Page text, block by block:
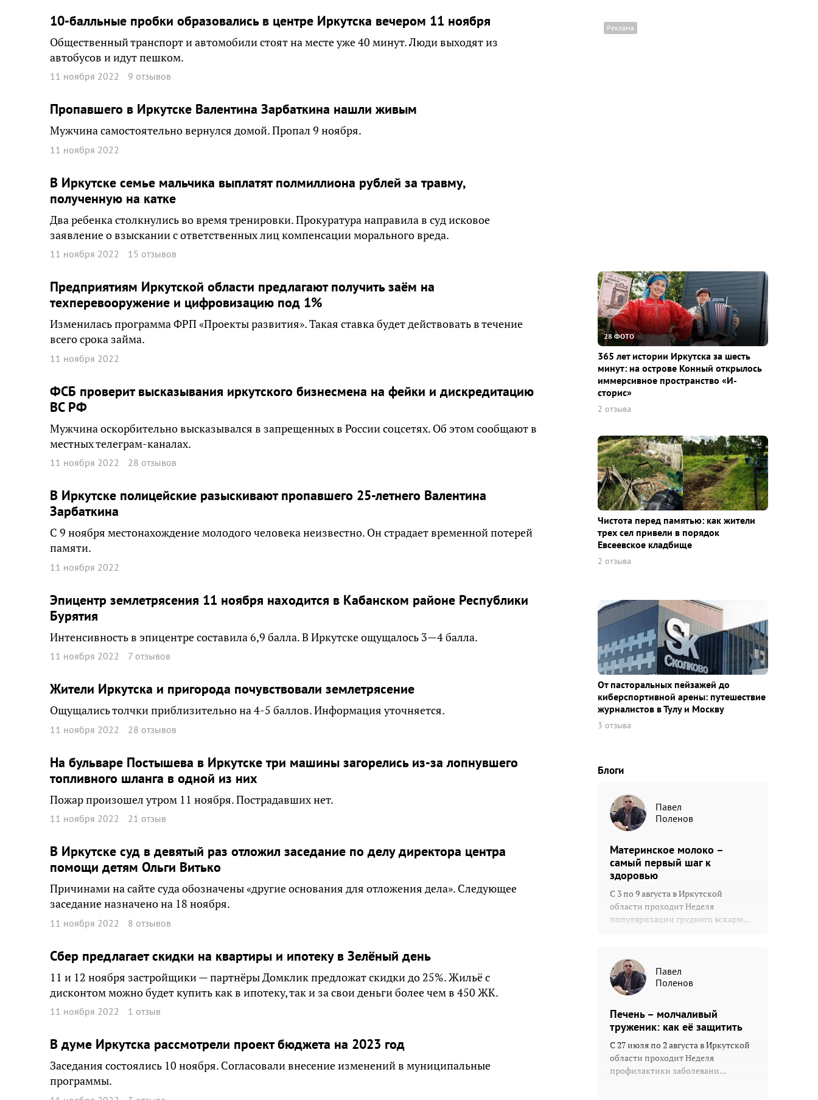
10-балльные пробки образовались в центре Иркутска вечером 11 ноября
Общественный транспорт и автомобили стоят на месте уже 40 минут. Люди выходят из
автобусов и идут пешком.
11 ноября 2022 9 отзывов
Пропавшего в Иркутске Валентина Зарбаткина нашли живым
Мужчина самостоятельно вернулся домой. Пропал 9 ноября.
11 ноября 2022
В Иркутске семье мальчика выплатят полмиллиона рублей за травму,
полученную на катке
Два ребенка столкнулись во время тренировки. Прокуратура направила в суд исковое
заявление о взыскании с ответственных лиц компенсации морального вреда.
11 ноября 2022 15 отзывов
Предприятиям Иркутской области предлагают получить заём на
техперевооружение и цифровизацию под 1%
Изменилась программа ФРП «Проекты развития». Такая ставка будет действовать в течение
всего срока займа.
11 ноября 2022
ФСБ проверит высказывания иркутского бизнесмена на фейки и дискредитацию
ВС РФ
Мужчина оскорбительно высказывался в запрещенных в России соцсетях. Об этом сообщают в
местных телеграм-каналах.
11 ноября 2022 28 отзывов
В Иркутске полицейские разыскивают пропавшего 25-летнего Валентина
Зарбаткина
С 9 ноября местонахождение молодого человека неизвестно. Он страдает временной потерей
памяти.
11 ноября 2022
Эпицентр землетрясения 11 ноября находится в Кабанском районе Республики
Бурятия
Интенсивность в эпицентре составила 6,9 балла. В Иркутске ощущалось 3—4 балла.
11 ноября 2022 7 отзывов
Жители Иркутска и пригорода почувствовали землетрясение
Ощущались толчки приблизительно на 4-5 баллов. Информация уточняется.
11 ноября 2022 28 отзывов
На бульваре Постышева в Иркутске три машины загорелись из-за лопнувшего
топливного шланга в одной из них
Пожар произошел утром 11 ноября. Пострадавших нет.
11 ноября 2022 21 отзыв
В Иркутске суд в девятый раз отложил заседание по делу директора центра
помощи детям Ольги Витько
Причинами на сайте суда обозначены «другие основания для отложения дела». Следующее
заседание назначено на 18 ноября.
11 ноября 2022 8 отзывов
Сбер предлагает скидки на квартиры и ипотеку в Зелёный день
11 и 12 ноября застройщики — партнёры Домклик предложат скидки до 25%. Жильё с
дисконтом можно будет купить как в ипотеку, так и за свои деньги более чем в 450 ЖК.
11 ноября 2022 1 отзыв
В думе Иркутска рассмотрели проект бюджета на 2023 год
Заседания состоялись 10 ноября. Согласовали внесение изменений в муниципальные
программы.
28 ФОТО
365 лет истории Иркутска за шесть
минут: на острове Конный открылось
иммерсивное пространство «И-
сторис»
2 отзыва
Чистота перед памятью: как жители
трех сел привели в порядок
Евсеевское кладбище
2 отзыва
От пасторальных пейзажей до
киберспортивной арены: путешествие
журналистов в Тулу и Москву
3 отзыва
Блоги
Павел
Поленов
Материнское молоко –
самый первый шаг к
здоровью
С 3 по 9 августа в Иркутской
области проходит Неделя
популяризации грудного вскарм...
Павел
Поленов
Печень – молчаливый
труженик: как её защитить
С 27 июля по 2 августа в Иркутской
области проходит Неделя
профилактики заболевани...